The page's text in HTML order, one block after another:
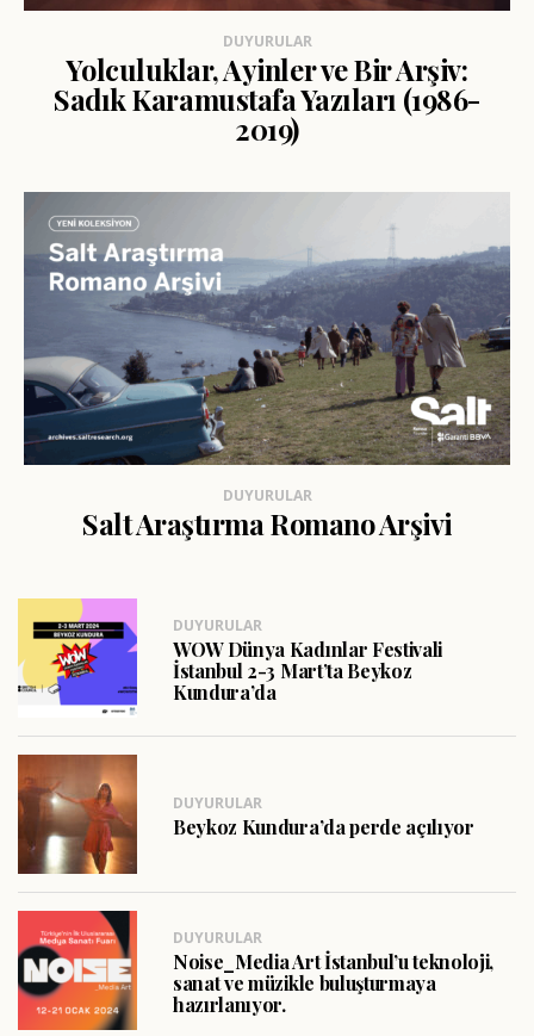
DUYURULAR
Yolculuklar, Ayinler ve Bir Arşiv:
Sadık Karamustafa Yazıları (1986-
2019)
DUYURULAR
Salt Araştırma Romano Arşivi
DUYURULAR
WOW Dünya Kadınlar Festivali
İstanbul 2-3 Mart’ta Beykoz
Kundura’da
DUYURULAR
Beykoz Kundura’da perde açılıyor
DUYURULAR
Noise_Media Art İstanbul’u teknoloji,
sanat ve müzikle buluşturmaya
hazırlanıyor.